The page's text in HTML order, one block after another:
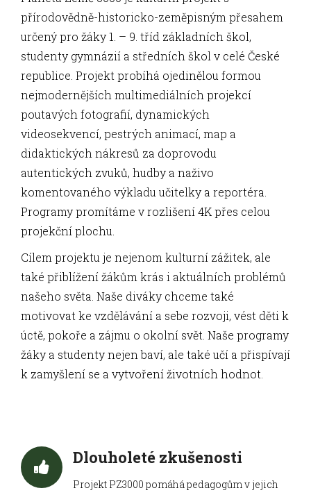
přírodovědně-historicko-zeměpisným přesahem
určený pro žáky 1. – 9. tříd základních škol,
studenty gymnázií a středních škol v celé České
republice. Projekt probíhá ojedinělou formou
nejmodernějších multimediálních projekcí
poutavých fotografií, dynamických
videosekvencí, pestrých animací, map a
didaktických nákresů za doprovodu
autentických zvuků, hudby a naživo
komentovaného výkladu učitelky a reportéra.
Programy promítáme v rozlišení 4K přes celou
projekční plochu.
Cílem projektu je nejenom kulturní zážitek, ale
také přiblížení žákům krás i aktuálních problémů
našeho světa. Naše diváky chceme také
motivovat ke vzdělávání a sebe rozvoji, vést děti k
úctě, pokoře a zájmu o okolní svět. Naše programy
žáky a studenty nejen baví, ale také učí a přispívají
k zamyšlení se a vytvoření životních hodnot.
Dlouholeté zkušenosti
Projekt PZ3000 pomáhá pedagogům v jejich